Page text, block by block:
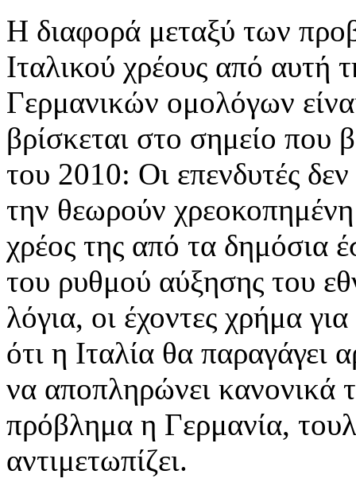
Η διαφορά μεταξύ των
Ιταλικού χρέους από αυτή
Γερμανικών ομολόγων
βρίσκεται στο σημείο που
του 2010: Οι επενδυτές
την θεωρούν
χρέος της από τα δημόσια
του ρυθμού αύξησης του
λόγια, οι έχοντες χρήμα
ότι η Ιταλία θα παραγάγει
να αποπληρώνει κανονικά
πρόβλημα η Γερμανία,
αντιμετωπίζει.